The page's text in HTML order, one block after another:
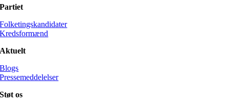
Partiet
Folketingskandidater
Kredsformænd
Aktuelt
Blogs
Pressemeddelelser
Støt os